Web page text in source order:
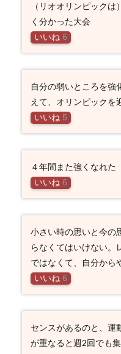
（リオオリンピック
く分かった大会
いいね 6
自分の弱いところを強
えて、オリンピックを
いいね 5
４年間また強くなれた
いいね 6
小さい時の思いと今の
らなくてはいけない。
ではなくて、自分から
いいね 6
センスがあるのと、運
が重なると週2回でも